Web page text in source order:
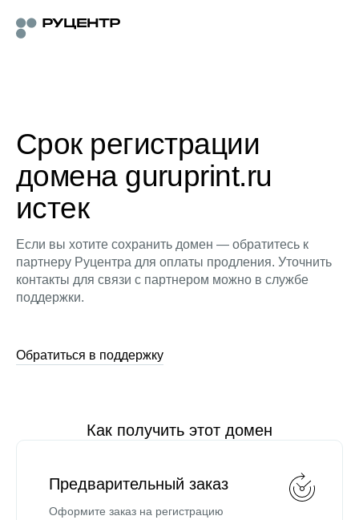
Срок регистрации
домена guruprint.ru
истек
Если вы хотите сохранить домен — обратитесь к
партнеру Руцентра для оплаты продления. Уточнить
контакты для связи с партнером можно в службе
поддержки.
Обратиться в поддержку
Как получить этот домен
Предварительный заказ
Оформите заказ на регистрацию